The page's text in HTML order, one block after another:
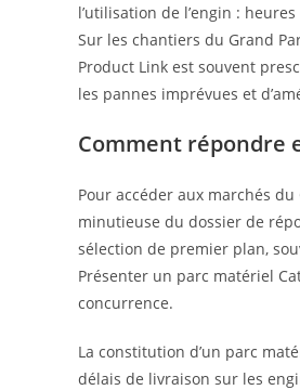
l’utilisation de l’engin :
Sur les chantiers du Grand
Product Link est souvent
les pannes imprévues et
Comment répondre
Pour accéder aux marchés
minutieuse du dossier de
sélection de premier plan,
Présenter un parc matériel
concurrence.
La constitution d’un parc
délais de livraison sur les